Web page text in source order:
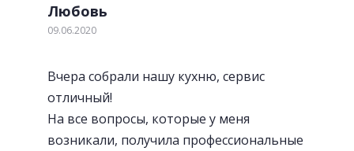
Любовь
09.06.2020
Вчера собрали нашу кухню, сервис
отличный!
На все вопросы, которые у меня
возникали, получила профессиональные